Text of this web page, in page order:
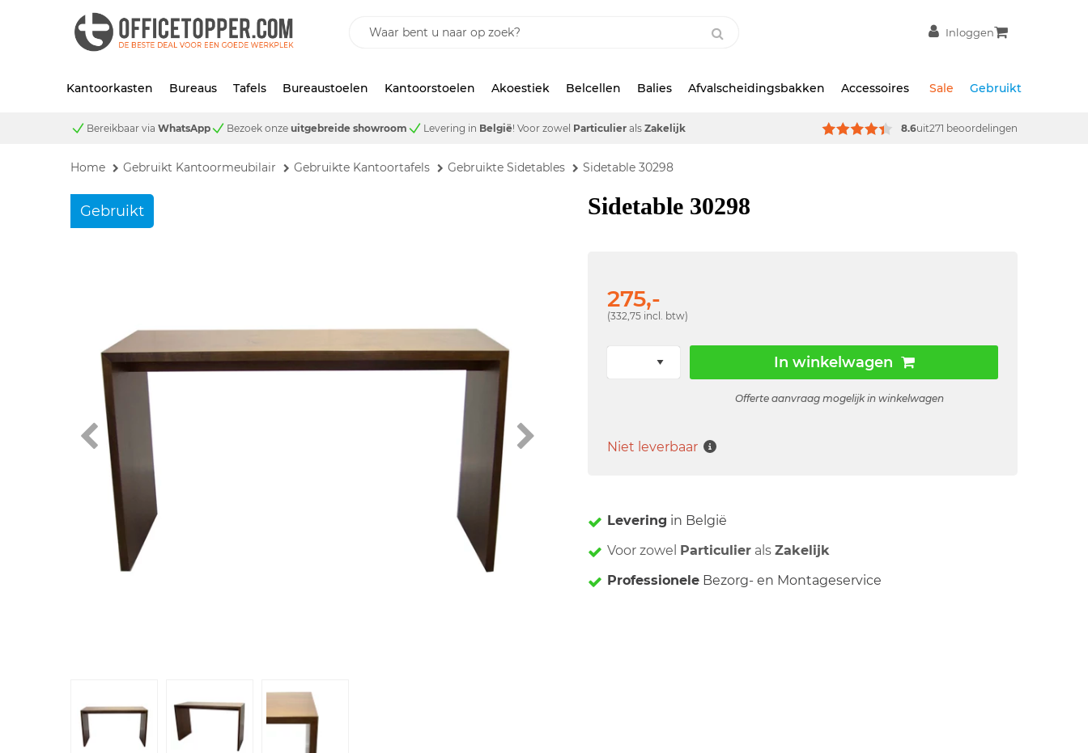
Inloggen
Kantoorkasten Bureaus Tafels Bureaustoelen Kantoorstoelen Akoestiek Belcellen Balies Afvalscheidingsbakken Accessoires Sale Gebruikt
Bereikbaar via WhatsApp Bezoek onze uitgebreide showroom Levering in België! Voor zowel Particulier als Zakelijk 8.6uit271 beoordelingen
Home Gebruikt Kantoormeubilair Gebruikte Kantoortafels Gebruikte Sidetables Sidetable 30298
Gebruikt Sidetable 30298
275,-
(332,75 incl. btw)
In winkelwagen
Offerte aanvraag mogelijk in winkelwagen
Niet leverbaar
Levering in België
Voor zowel Particulier alsZakelijk
Professionele Bezorg- en Montageservice